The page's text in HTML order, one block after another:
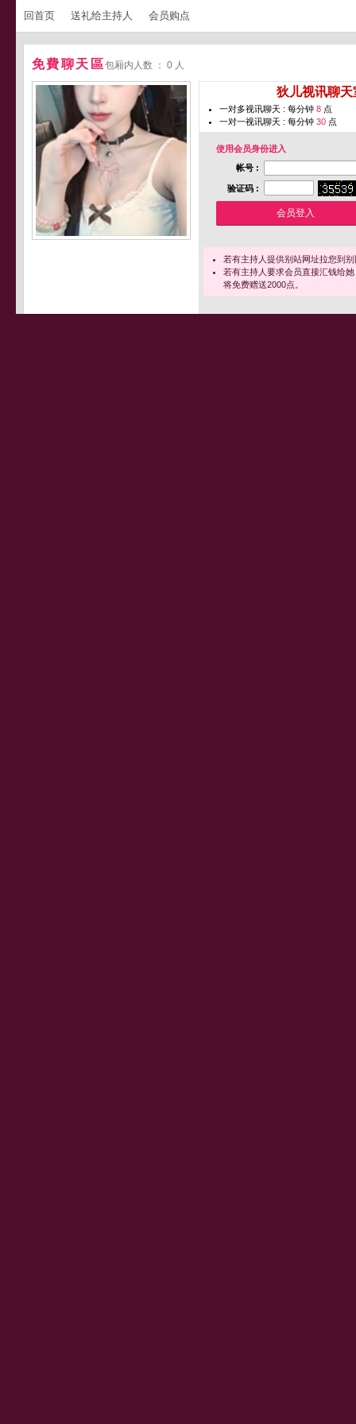
回首页 送礼给主持人 会员购点
免費聊天區包厢内人数 ： 0 人
狄儿视讯聊天
一对多视讯聊天 : 每分钟 8 点
一对一视讯聊天 : 每分钟 30 点
使用会员身份进入
帐号 :
验证码 :
若有主持人提供别站网址拉您到
若有主持人要求会员直接汇钱给
将免费赠送2000点。